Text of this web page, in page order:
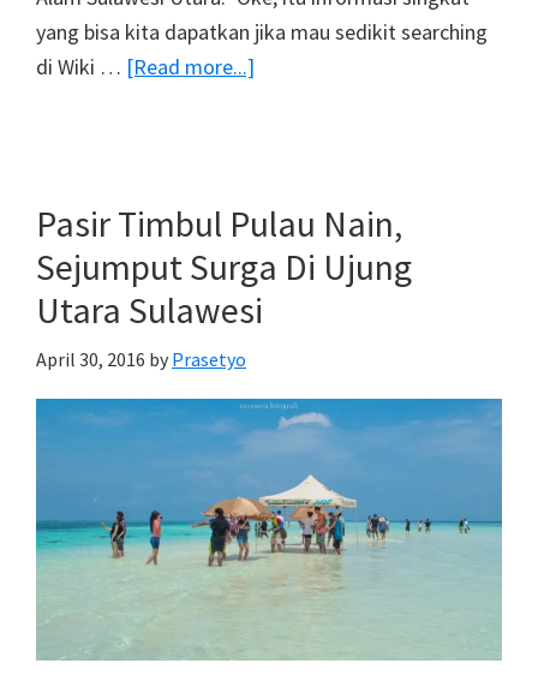
yang bisa kita dapatkan jika mau sedikit searching
di Wiki … [Read more...]
Alam
Batu
Angus,
Cagar
Kota
Bitung
Pasir Timbul Pulau Nain,
Sejumput Surga Di Ujung
Utara Sulawesi
April 30, 2016 by Prasetyo